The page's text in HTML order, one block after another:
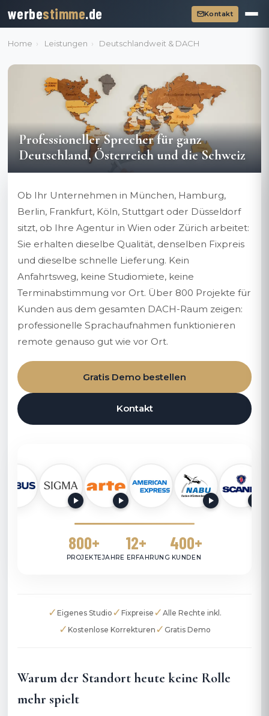
werbestimme.de Kontakt
Home › Leistungen › Deutschlandweit & DACH
Professioneller Sprecher für ganz
Deutschland, Österreich und die Schweiz
Ob Ihr Unternehmen in München, Hamburg,
Berlin, Frankfurt, Köln, Stuttgart oder Düsseldorf
sitzt, ob Ihre Agentur in Wien oder Zürich arbeitet:
Sie erhalten dieselbe Qualität, denselben Fixpreis
und dieselbe schnelle Lieferung. Kein
Anfahrtsweg, keine Studiomiete, keine
Terminabstimmung vor Ort. Über 800 Projekte für
Kunden aus dem gesamten DACH-Raum zeigen:
professionelle Sprachaufnahmen funktionieren
remote genauso gut wie vor Ort.
Gratis Demo bestellen
Kontakt
800+
PROJEKTE
12+
JAHRE ERFAHRUNG
400+
KUNDEN
✓ Eigenes Studio ✓ Fixpreise ✓ Alle Rechte inkl.
✓ Kostenlose Korrekturen ✓ Gratis Demo
Warum der Standort heute keine Rolle
mehr spielt